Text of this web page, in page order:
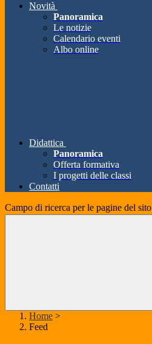
Novità
Panoramica
Le notizie
Calendario eventi
Albo online
Didattica
Panoramica
Offerta formativa
I progetti delle classi
Contatti
Campo di ricerca per le pagine del sito
Home >
Feed